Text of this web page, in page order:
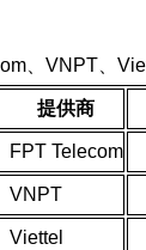
、VNPT、
提供商
FPT Telecom
VNPT
Viettel